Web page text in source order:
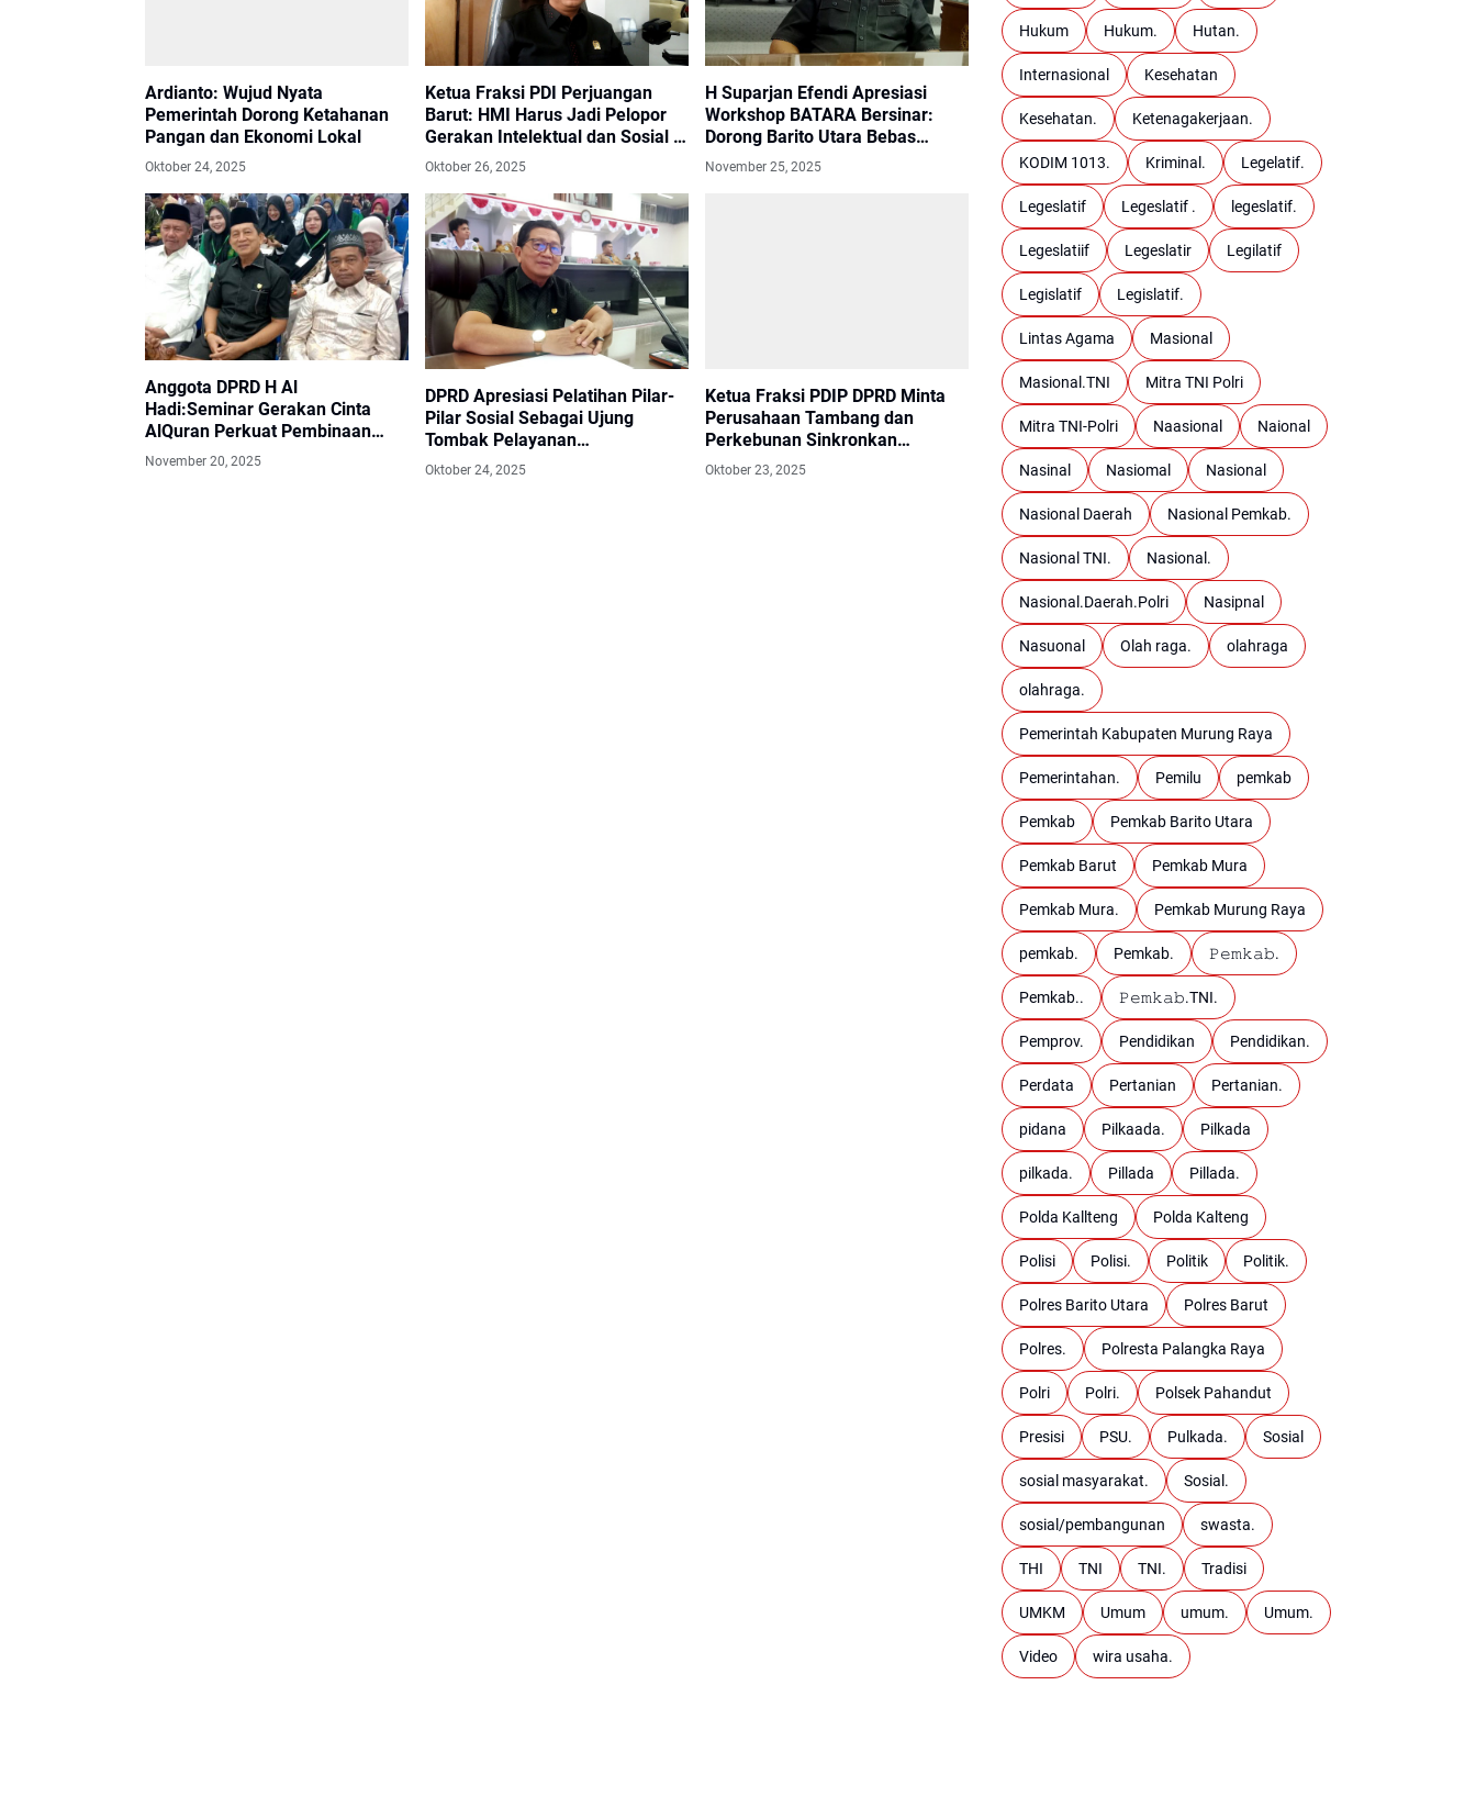
Ardianto: Wujud Nyata
Pemerintah Dorong Ketahanan
Pangan dan Ekonomi Lokal
Oktober 24, 2025
Ketua Fraksi PDI Perjuangan
Barut: HMI Harus Jadi Pelopor
Gerakan Intelektual dan Sosial di
Daerah
Oktober 26, 2025
H Suparjan Efendi Apresiasi
Workshop BATARA Bersinar:
Dorong Barito Utara Bebas
Narkoba
November 25, 2025
Anggota DPRD H Al
Hadi:Seminar Gerakan Cinta
AlQuran Perkuat Pembinaan
Karakter Generasi Muda
November 20, 2025
DPRD Apresiasi Pelatihan Pilar-
Pilar Sosial Sebagai Ujung
Tombak Pelayanan
Kesejahteraan
Oktober 24, 2025
Ketua Fraksi PDIP DPRD Minta
Perusahaan Tambang dan
Perkebunan Sinkronkan
Program CSR dengan Pemda
Oktober 23, 2025
Hukum Hukum. Hutan.
Internasional Kesehatan
Kesehatan. Ketenagakerjaan.
KODIM 1013. Kriminal. Legelatif.
Legeslatif Legeslatif . legeslatif.
Legeslatiif Legeslatir Legilatif
Legislatif Legislatif.
Lintas Agama Masional
Masional.TNI Mitra TNI Polri
Mitra TNI-Polri Naasional Naional
Nasinal Nasiomal Nasional
Nasional Daerah Nasional Pemkab.
Nasional TNI. Nasional.
Nasional.Daerah.Polri Nasipnal
Nasuonal Olah raga. olahraga
olahraga.
Pemerintah Kabupaten Murung Raya
Pemerintahan. Pemilu pemkab
Pemkab Pemkab Barito Utara
Pemkab Barut Pemkab Mura
Pemkab Mura. Pemkab Murung Raya
pemkab. Pemkab. 𝙿𝚎𝚖𝚔𝚊𝚋.
Pemkab.. 𝙿𝚎𝚖𝚔𝚊𝚋.TNI.
Pemprov. Pendidikan Pendidikan.
Perdata Pertanian Pertanian.
pidana Pilkaada. Pilkada
pilkada. Pillada Pillada.
Polda Kallteng Polda Kalteng
Polisi Polisi. Politik Politik.
Polres Barito Utara Polres Barut
Polres. Polresta Palangka Raya
Polri Polri. Polsek Pahandut
Presisi PSU. Pulkada. Sosial
sosial masyarakat. Sosial.
sosial/pembangunan swasta.
THI TNI TNI. Tradisi
UMKM Umum umum. Umum.
Video wira usaha.